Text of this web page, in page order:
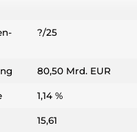
?/25
80,50 Mrd. EUR
1,14 %
15,61